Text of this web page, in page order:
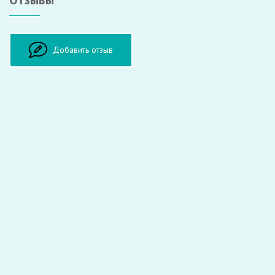
Добавить отзыв
Оставить отзыв